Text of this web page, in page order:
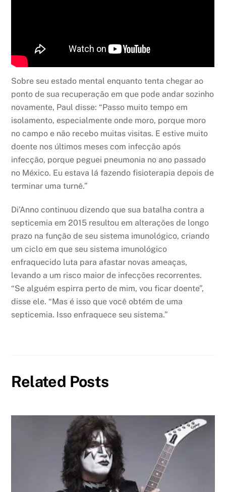
Sobre seu estado mental enquanto tenta chegar ao
ponto de sua recuperação em que pode andar sozinho
novamente, Paul disse: “Passo muito tempo em
isolamento, especialmente onde moro, porque moro
no campo e não recebo muitas visitas. E estive muito
doente nos últimos meses com infecção após
infecção, porque peguei pneumonia no ano passado
no México. Eu estava lá fazendo fisioterapia depois de
terminar uma turnê.”
Di’Anno continuou dizendo que sua batalha contra a
septicemia em 2015 resultou em alterações de longo
prazo na função de seu sistema imunológico, criando
um ciclo em que seu sistema imunológico
enfraquecido luta para afastar novas ameaças,
levando a um risco maior de infecções recorrentes.
“Se alguém espirra perto de mim, vou ficar doente”,
disse ele. “Mas é isso que você obtém de uma
septicemia. Isso enfraquece seu sistema.”
Related Posts